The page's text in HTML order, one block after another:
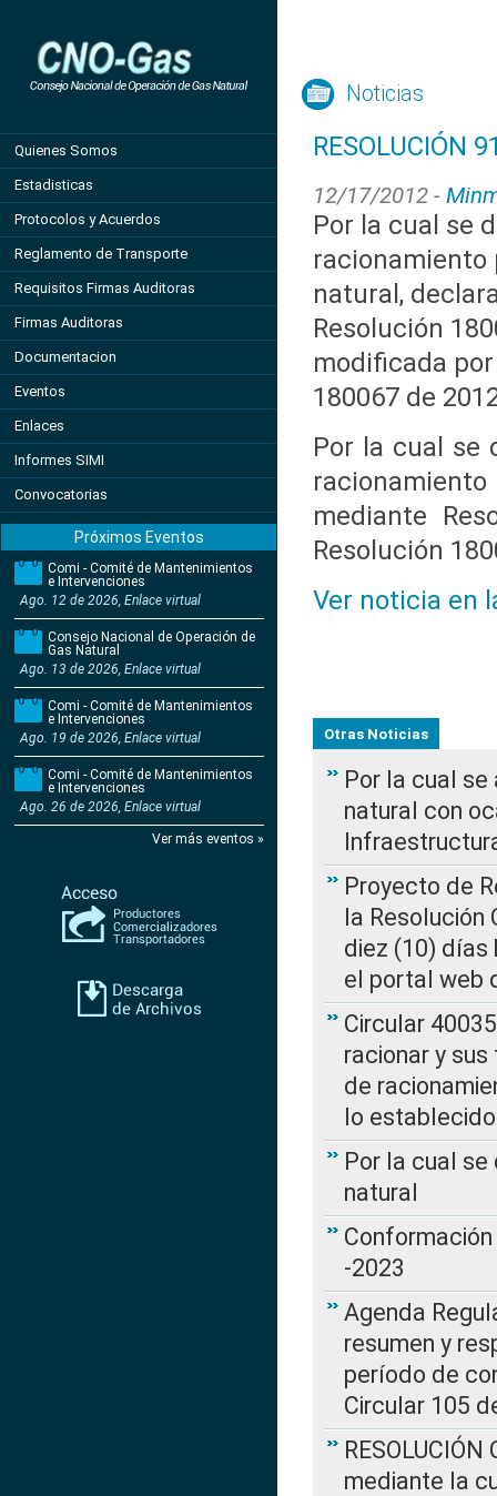
Quienes Somos
Estadisticas
Protocolos y Acuerdos
Reglamento de Transporte
Requisitos Firmas Auditoras
Firmas Auditoras
Documentacion
Eventos
Enlaces
Informes SIMI
Convocatorias
Próximos Eventos
Comi - Comité de Mantenimientos
e Intervenciones
Ago. 12 de 2026, Enlace virtual
Consejo Nacional de Operación de
Gas Natural
Ago. 13 de 2026, Enlace virtual
Comi - Comité de Mantenimientos
e Intervenciones
Ago. 19 de 2026, Enlace virtual
Comi - Comité de Mantenimientos
e Intervenciones
Ago. 26 de 2026, Enlace virtual
Ver más eventos »
Noticias
RESOLUCIÓN
12/17/2012 -
Por la cual se
racionamiento
natural,
Resolución
modificada
180067 de
Por la cual se
mediante
Resolución
Ver noticia en
Otras Noticias
Por la cual
natural con
Proyecto de
la Resolución
diez (10) días
el portal web
Circular
racionar y
de
lo
Por la cual
natural
-2023
Agenda
resumen y
período de
Circular 105
mediante la